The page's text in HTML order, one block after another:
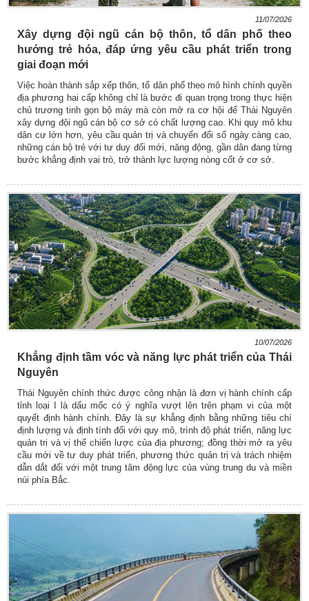
11/07/2026
Xây dựng đội ngũ cán bộ thôn, tổ dân phố theo
hướng trẻ hóa, đáp ứng yêu cầu phát triển trong
giai đoạn mới
Việc hoàn thành sắp xếp thôn, tổ dân phố theo mô hình chính quyền
địa phương hai cấp không chỉ là bước đi quan trọng trong thực hiện
chủ trương tinh gọn bộ máy mà còn mở ra cơ hội để Thái Nguyên
xây dựng đội ngũ cán bộ cơ sở có chất lượng cao. Khi quy mô khu
dân cư lớn hơn, yêu cầu quản trị và chuyển đổi số ngày càng cao,
những cán bộ trẻ với tư duy đổi mới, năng động, gần dân đang từng
bước khẳng định vai trò, trở thành lực lượng nòng cốt ở cơ sở.
10/07/2026
Khẳng định tầm vóc và năng lực phát triển của Thái
Nguyên
Thái Nguyên chính thức được công nhận là đơn vị hành chính cấp
tỉnh loại I là dấu mốc có ý nghĩa vượt lên trên phạm vi của một
quyết định hành chính. Đây là sự khẳng định bằng những tiêu chí
định lượng và định tính đối với quy mô, trình độ phát triển, năng lực
quản trị và vị thế chiến lược của địa phương; đồng thời mở ra yêu
cầu mới về tư duy phát triển, phương thức quản trị và trách nhiệm
dẫn dắt đối với một trung tâm động lực của vùng trung du và miền
núi phía Bắc.